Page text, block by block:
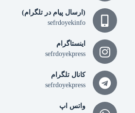
(ارسال پیام در تلگرام)
sefrdoyekinfo
اینستاگرام
sefrdoyekpress
کانال تلگرام
sefrdoyekpress
واتس اپ